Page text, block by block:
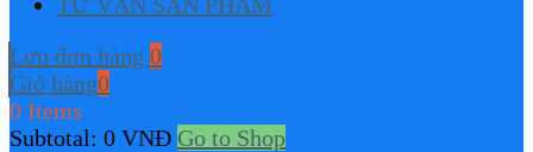
Lưu đơn hàng 0
Giỏ hàng0
0 Items
Subtotal: 0 VNĐ Go to Shop